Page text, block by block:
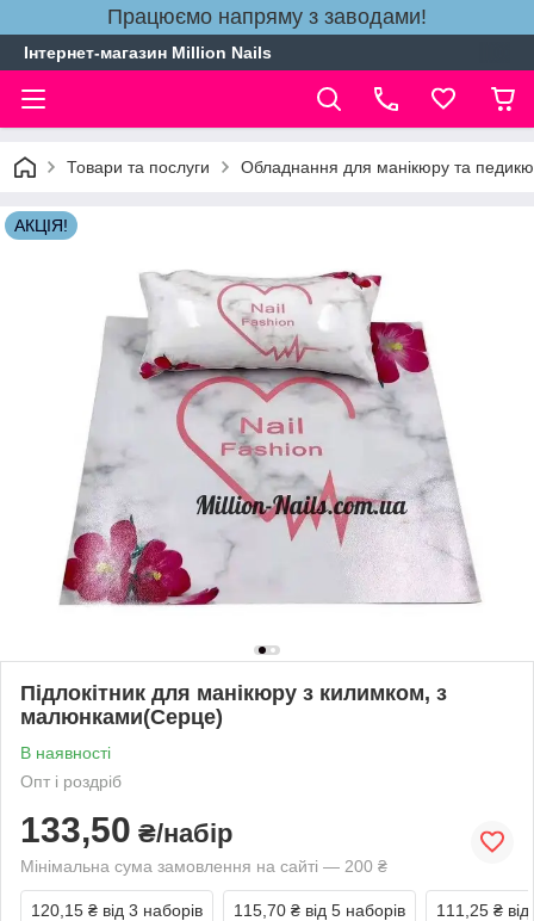
Працюємо напряму з заводами!
Інтернет-магазин Million Nails
Товари та послуги Обладнання для манікюру та
АКЦІЯ!
Підлокітник для манікюру з килимком, з
малюнками(Серце)
В наявності
Опт і роздріб
133,50 ₴/набір
Мінімальна сума замовлення на сайті — 200 ₴
120,15 ₴ від 3 наборів 115,70 ₴ від 5 наборів 111,25 ₴